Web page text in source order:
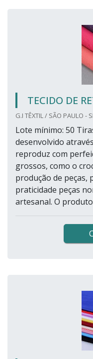
TECIDO DE
G.I TÊXTIL / SÃO PAULO -
Lote mínimo: 50
desenvolvido
reproduz com
grossos, como o
produção de peças,
praticidade peças
artesanal. O